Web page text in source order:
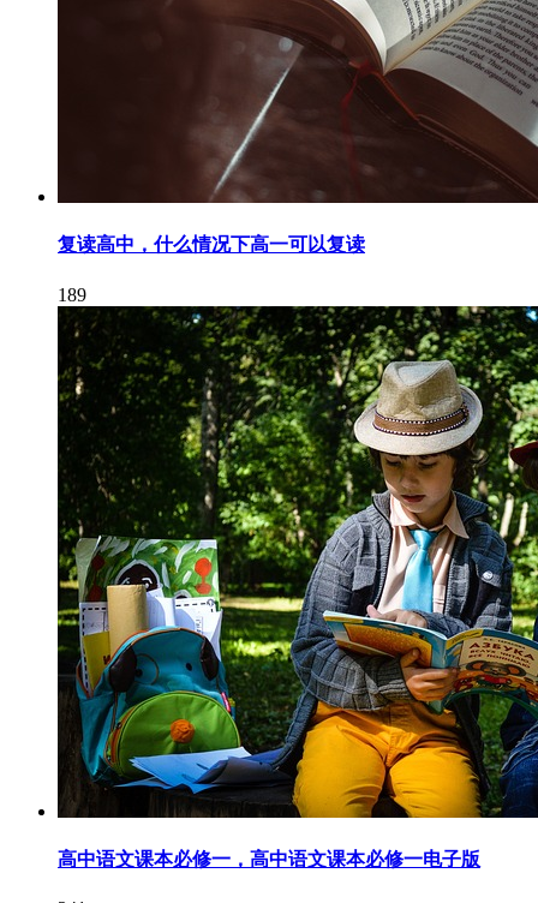
复读高中，什么情况下高一可以复读
189
高中语文课本必修一，高中语文课本必修一电子版